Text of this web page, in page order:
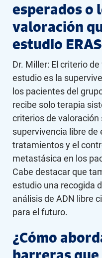
esperados o
valoración
estudio
Dr. Miller: El criterio
estudio es la
los pacientes del
recibe solo terapia
criterios de
supervivencia libre de
tratamientos y el
metastásica en los
Cabe destacar que
estudio una recogida
análisis de ADN libre
para el futuro.
¿Cómo